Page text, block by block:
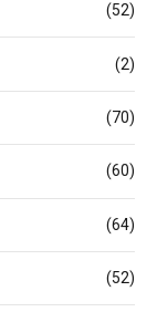
(52)
(2)
(70)
(60)
(64)
(52)